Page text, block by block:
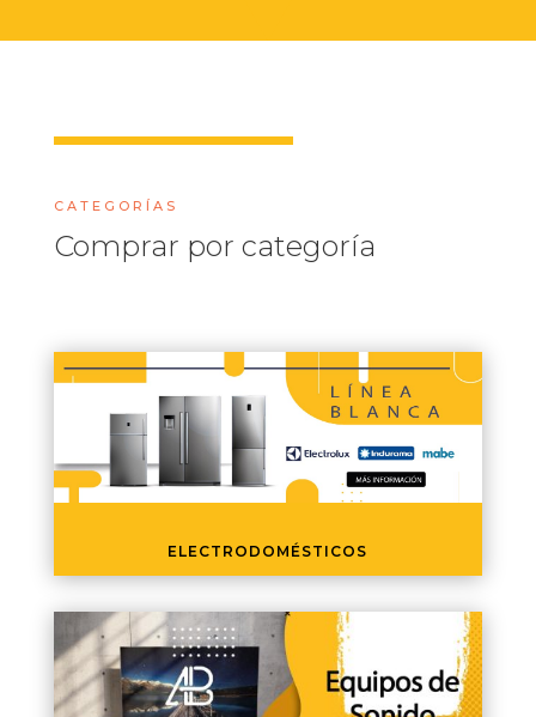
CATEGORÍAS
Comprar por categoría
ELECTRODOMÉSTICOS